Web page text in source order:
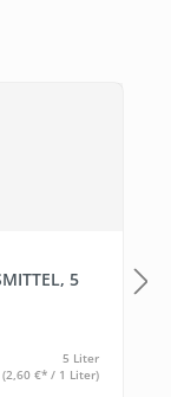
5
5 Liter
(2,60 €* / 1 Liter)